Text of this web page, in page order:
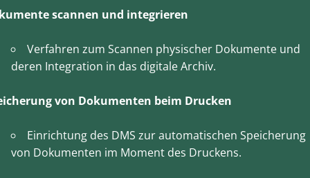
scannen und integrieren
Verfahren zum Scannen physischer Dokumente und
deren Integration in das digitale Archiv.
von Dokumenten beim Drucken
Einrichtung des DMS zur automatischen Speicherung
von Dokumenten im Moment des Druckens.